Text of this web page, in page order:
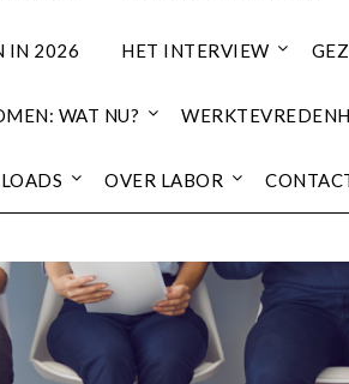
IN 2026 HET INTERVIEW
WAT NU?
OVER LABOR